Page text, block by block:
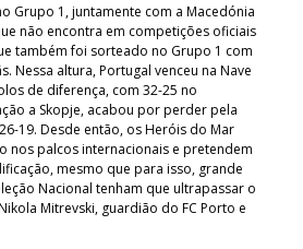
Grupo 1, juntamente com a Macedónia
não encontra em competições oficiais
também foi sorteado no Grupo 1 com
Nessa altura, Portugal venceu na Nave
de diferença, com 32-25 no
a Skopje, acabou por perder pela
19. Desde então, os Heróis do Mar
nos palcos internacionais e pretendem
mesmo que para isso, grande
Nacional tenham que ultrapassar o
Mitrevski, guardião do FC Porto e